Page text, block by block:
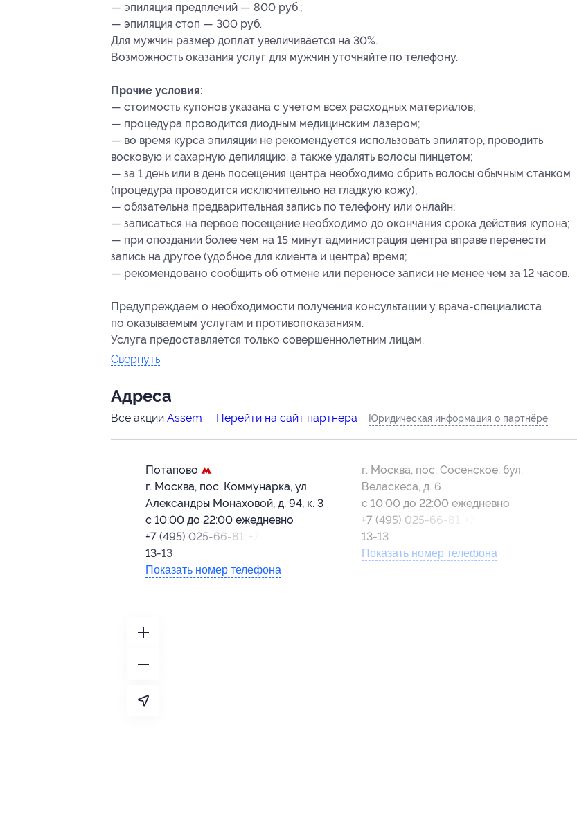
— эпиляция предплечий — 800 руб.;
— эпиляция стоп — 300 руб.
Для мужчин размер доплат увеличивается на 30%.
Возможность оказания услуг для мужчин уточняйте по телефону.
Прочие условия:
— стоимость купонов указана с учетом всех расходных материалов;
— процедура проводится диодным медицинским лазером;
— во время курса эпиляции не рекомендуется использовать эпилятор, проводить
восковую и сахарную депиляцию, а также удалять волосы пинцетом;
— за 1 день или в день посещения центра необходимо сбрить волосы обычным станком
(процедура проводится исключительно на гладкую кожу);
— обязательна предварительная запись по телефону или онлайн;
— записаться на первое посещение необходимо до окончания срока действия купона;
— при опоздании более чем на 15 минут администрация центра вправе перенести
запись на другое (удобное для клиента и центра) время;
— рекомендовано сообщить об отмене или переносе записи не менее чем за 12 часов.
Предупреждаем о необходимости получения консультации у врача-специалиста
по оказываемым услугам и противопоказаниям.
Услуга предоставляется только совершеннолетним лицам.
Свернуть
Адресa
Все акции Assem Перейти на сайт партнера Юридическая информация о партнёре
Потапово
г. Москва, пос. Коммунарка, ул.
Александры Монаховой, д. 94, к. 3
с 10:00 до 22:00 ежедневно
+7 (495) 025-66-81, +7 (925) 733-
13-13
Показать номер телефона
г. Москва, пос. Сосенское, бул.
Веласкеса, д. 6
с 10:00 до 22:00 ежедневно
+7 (495) 025-66-81, +7 (925) 733-
13-13
Показать номер телефона